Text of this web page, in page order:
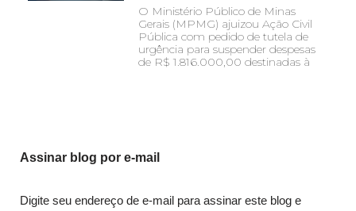
O Ministério Público de Minas
Gerais (MPMG) ajuizou Ação Civil
Pública com pedido de tutela de
urgência para suspender despesas
de R$ 1.816.000,00 destinadas à
Assinar blog por e-mail
Digite seu endereço de e-mail para assinar este blog e